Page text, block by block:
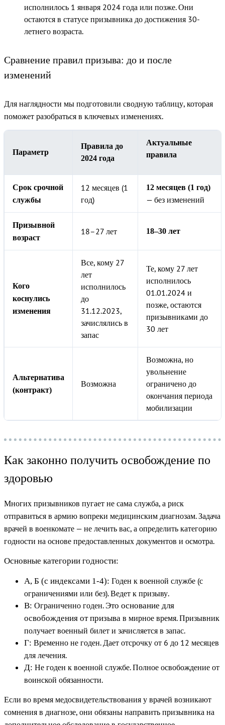
исполнилось 1 января 2024 года или позже. Они
остаются в статусе призывника до достижения 30-
летнего возраста.
Сравнение правил призыва: до и после
изменений
Для наглядности мы подготовили сводную таблицу, которая
поможет разобраться в ключевых изменениях.
Параметр
Правила до
2024 года
Актуальные
правила
Срок срочной
службы
12 месяцев (1
год)
12 месяцев (1 год)
— без изменений
Призывной
возраст
18–27 лет 18–30 лет
Кого
коснулись
изменения
Все, кому 27
лет
исполнилось
до
31.12.2023,
зачислялись в
запас
Те, кому 27 лет
исполнилось
01.01.2024 и
позже, остаются
призывниками до
30 лет
Альтернатива
(контракт)
Возможна
Возможна, но
увольнение
ограничено до
окончания периода
мобилизации
Как законно получить освобождение по
здоровью
Многих призывников пугает не сама служба, а риск
отправиться в армию вопреки медицинским диагнозам.Задача
врачей в военкомате — не лечить вас, а определить категорию
годности на основе предоставленных документов и осмотра.
Основные категории годности:
А, Б (с индексами 1-4): Годен к военной службе (с
ограничениями или без). Ведет к призыву.
В: Ограниченно годен. Это основание для
освобождения от призыва в мирное время. Призывник
получает военный билет и зачисляется в запас.
Г: Временно не годен. Дает отсрочку от 6 до 12 месяцев
для лечения.
Д: Не годен к военной службе. Полное освобождение от
воинской обязанности.
Если во время медосвидетельствования у врачей возникают
сомнения в диагнозе, они обязаны направить призывника на